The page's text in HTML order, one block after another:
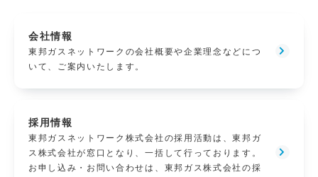
会社情報
東邦ガスネットワークの会社概要や企業理念などにつ
いて、ご案内いたします。
採用情報
東邦ガスネットワーク株式会社の採用活動は、東邦ガ
ス株式会社が窓口となり、一括して行っております。
お申し込み・お問い合わせは、東邦ガス株式会社の採